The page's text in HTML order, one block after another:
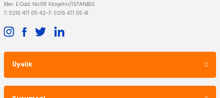
Mer. E Cad. No:118 Ataşehir/İSTANBUL
T: 0216 471 05 42-F: 0216 471 05 41
Üyelik